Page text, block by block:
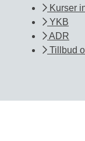
Kurser
YKB
ADR
Tillbud